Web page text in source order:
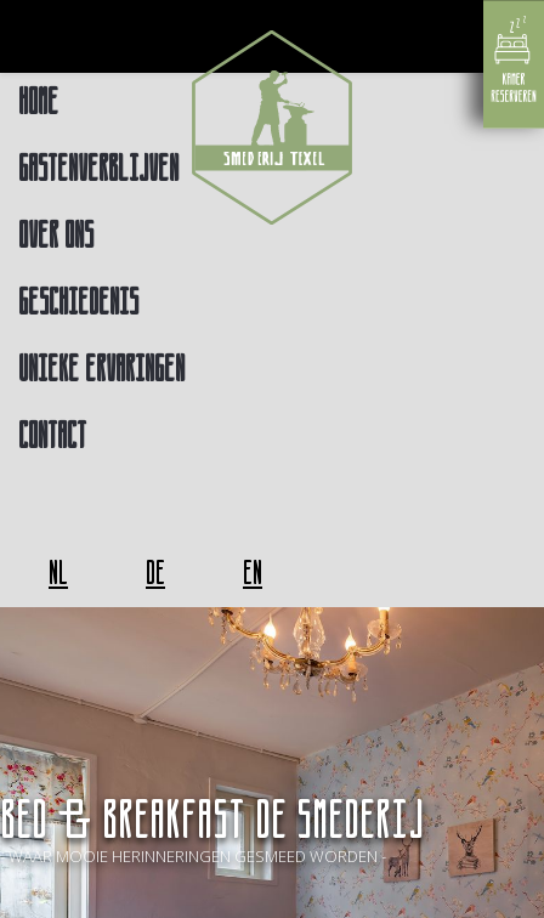
Home
Gastenverblijven
Over ons
Geschiedenis
Unieke ervaringen
Contact
NL DE EN
BED & BREAKFAST De Smederij
- WAAR MOOIE HERINNERINGEN GESMEED WORDEN -